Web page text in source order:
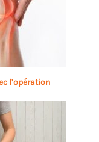
l’opération